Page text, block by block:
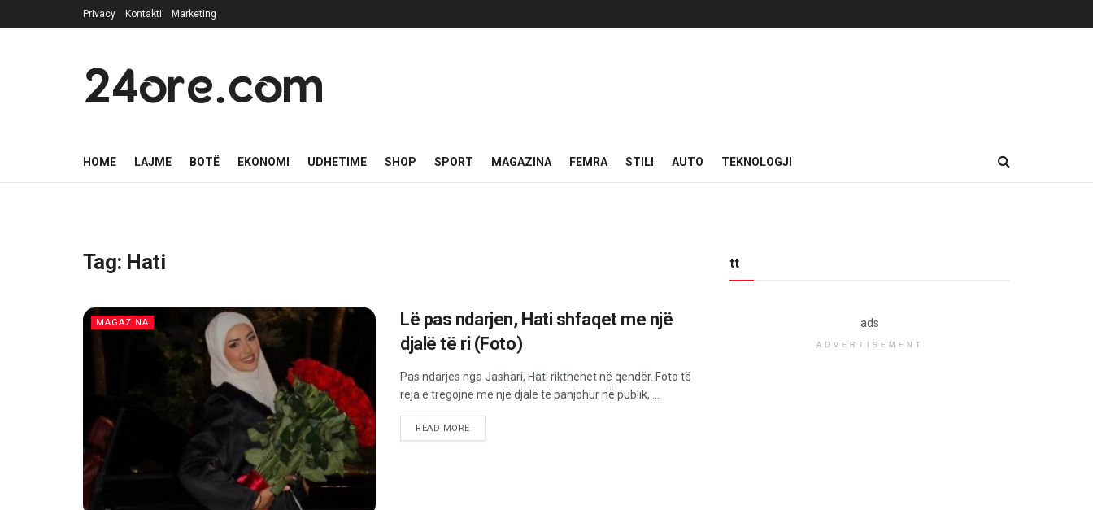
Privacy Kontakti Marketing
24ore.com
HOME LAJME BOTË EKONOMI UDHETIME SHOP SPORT MAGAZINA FEMRA STILI AUTO TEKNOLOGJI
Tag: Hati
MAGAZINA
Lë pas ndarjen, Hati shfaqet me një
djalë të ri (Foto)
Pas ndarjes nga Jashari, Hati rikthehet në qendër. Foto të
reja e tregojnë me një djalë të panjohur në publik, ...
READ MORE
tt
ads
ADVERTISEMENT